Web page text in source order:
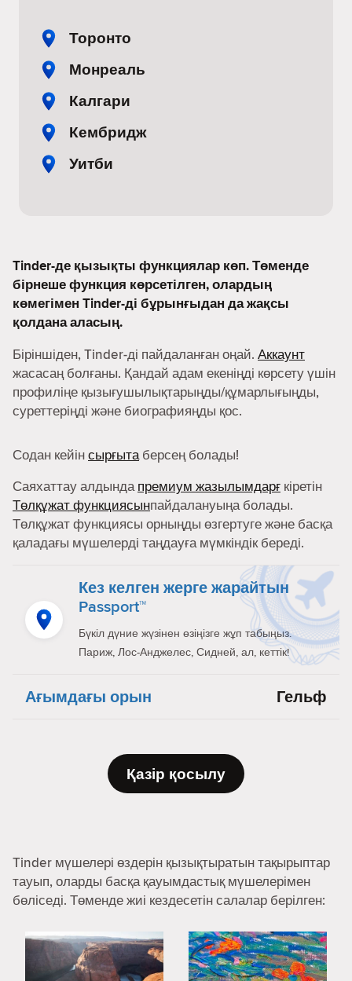
Торонто
Монреаль
Калгари
Кембридж
Уитби
Tinder-де қызықты функциялар көп. Төменде
бірнеше функция көрсетілген, олардың
көмегімен Tinder-ді бұрынғыдан да жақсы
қолдана аласың.
Біріншіден, Tinder-ді пайдаланған оңай. Аккаунт
жасасаң болғаны. Қандай адам екеніңді көрсету үшін
профиліңе қызығушылықтарыңды/құмарлығыңды,
суреттеріңді және биографияңды қос.
Содан кейінсырғытаберсең болады!
Саяхаттау алдындапремиум жазылымдарғ кіретін
Төлқұжат функциясынпайдалануыңа болады.
Төлқұжат функциясы орныңды өзгертуге және басқа
қаладағы мүшелерді таңдауға мүмкіндік береді.
Кез келген жерге жарайтын
Passport™
Бүкіл дүние жүзінен өзіңізге жұп табыңыз.
Париж, Лос-Анджелес, Сидней, ал, кеттік!
Ағымдағы орын Гельф
Қазір қосылу
Tinder мүшелері өздерін қызықтыратын тақырыптар
тауып, оларды басқа қауымдастық мүшелерімен
бөліседі. Төменде жиі кездесетін салалар берілген: